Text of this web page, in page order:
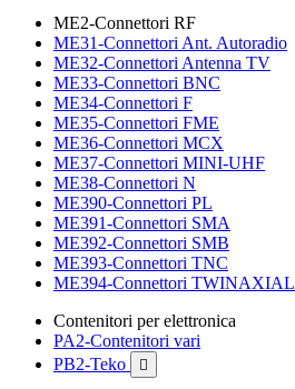
ME2-Connettori RF
ME31-Connettori Ant. Autoradio
ME32-Connettori Antenna TV
ME33-Connettori BNC
ME34-Connettori F
ME35-Connettori FME
ME36-Connettori MCX
ME37-Connettori MINI-UHF
ME38-Connettori N
ME390-Connettori PL
ME391-Connettori SMA
ME392-Connettori SMB
ME393-Connettori TNC
ME394-Connettori TWINAXIAL
Contenitori per elettronica
PA2-Contenitori vari
PB2-Teko
